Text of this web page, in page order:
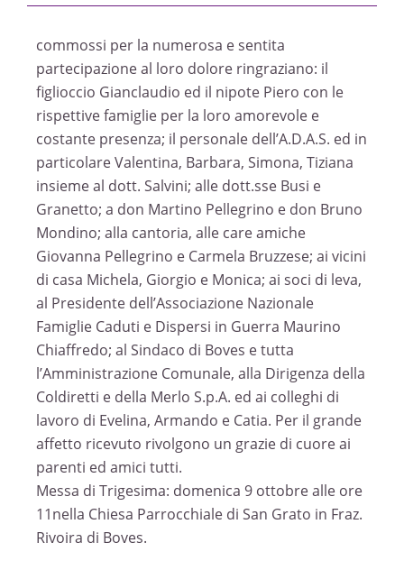
commossi per la numerosa e sentita
partecipazione al loro dolore ringraziano: il
figlioccio Gianclaudio ed il nipote Piero con le
rispettive famiglie per la loro amorevole e
costante presenza; il personale dell’A.D.A.S. ed in
particolare Valentina, Barbara, Simona, Tiziana
insieme al dott. Salvini; alle dott.sse Busi e
Granetto; a don Martino Pellegrino e don Bruno
Mondino; alla cantoria, alle care amiche
Giovanna Pellegrino e Carmela Bruzzese; ai vicini
di casa Michela, Giorgio e Monica; ai soci di leva,
al Presidente dell’Associazione Nazionale
Famiglie Caduti e Dispersi in Guerra Maurino
Chiaffredo; al Sindaco di Boves e tutta
l’Amministrazione Comunale, alla Dirigenza della
Coldiretti e della Merlo S.p.A. ed ai colleghi di
lavoro di Evelina, Armando e Catia. Per il grande
affetto ricevuto rivolgono un grazie di cuore ai
parenti ed amici tutti.
Messa di Trigesima: domenica 9 ottobre alle ore
11nella Chiesa Parrocchiale di San Grato in Fraz.
Rivoira di Boves.